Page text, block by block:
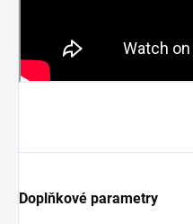
Doplňkové parametry